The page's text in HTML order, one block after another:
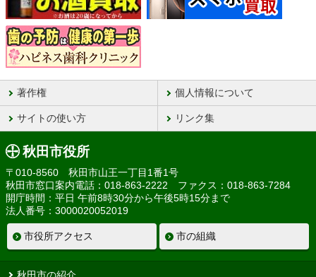
著作権 個人情報について
サイトの使い方 リンク集
秋田市役所
〒010-8560 秋田市山王一丁目1番1号
秋田市窓口案内電話：018-863-2222 ファクス：018-863-7284
開庁時間：平日 午前8時30分から午後5時15分まで
法人番号：3000020052019
市役所アクセス 市の組織